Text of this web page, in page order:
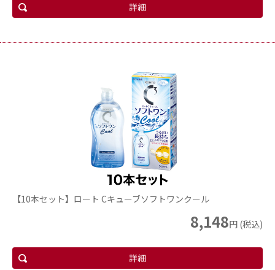
詳細
【10本セット】ロート Cキューブソフトワンクール
8,148円 (税込)
詳細